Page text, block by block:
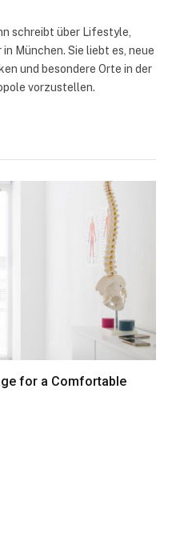
schreibt über Lifestyle,
München. Sie liebt es, neue
und besondere Orte in der
vorzustellen.
for a Comfortable